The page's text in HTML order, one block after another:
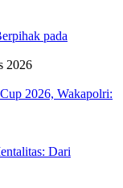
pada
2026
2026, Wakapolri:
Dari